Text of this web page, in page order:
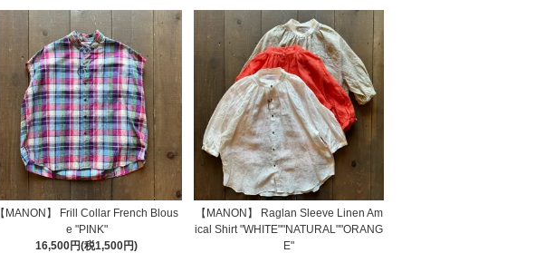
【MANON】 Frill Collar French Blous
e "PINK"
16,500円(税1,500円)
【MANON】 Raglan Sleeve Linen Am
ical Shirt "WHITE""NATURAL""ORANG
E"